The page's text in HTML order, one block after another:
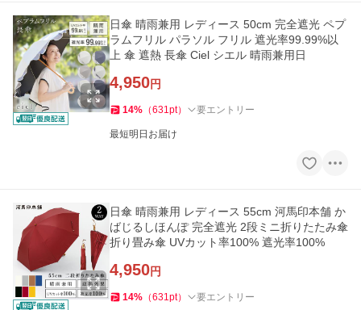
日傘 晴雨兼用 レディース 50cm 完全遮光 ペプ
ラムフリル パラソル フリル 遮光率99.99%以
上 傘 遮熱 長傘 Ciel シエル 晴雨兼用日
4,950円
14% （631pt） 要エントリー
最短明日お届け
日傘 晴雨兼用 レディース 55cm 河馬印本舗 か
ばじるしほんぽ 完全遮光 2段ミニ折りたたみ傘
折り畳み傘 UVカット率100% 遮光率100%
4,950円
14% （631pt） 要エントリー